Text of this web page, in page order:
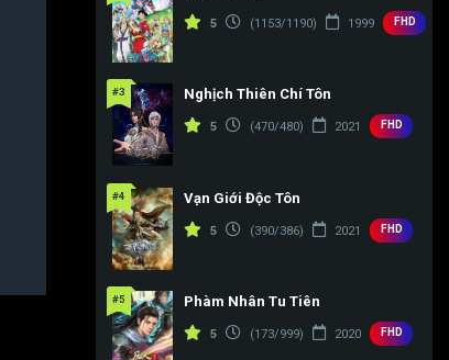
5 (1153/1190) 1999 FHD
#3 Nghịch Thiên Chí Tôn
5 (470/480) 2021 FHD
#4 Vạn Giới Độc Tôn
5 (390/386) 2021 FHD
#5 Phàm Nhân Tu Tiên
5 (173/999) 2020 FHD